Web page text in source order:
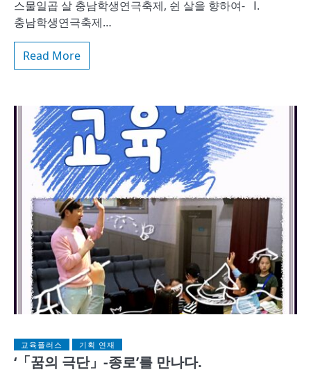
스물일곱 살 충남학생연극축제, 쉰 살을 향하여- Ⅰ.
충남학생연극축제…
Read More
교육플러스 기획 연재
‘「꿈의 극단」-종로’를 만나다.